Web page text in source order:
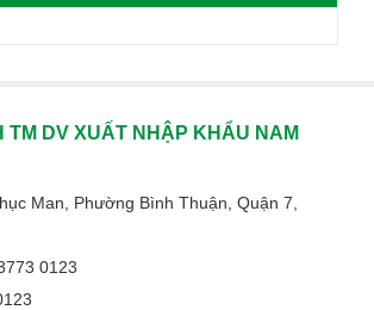
TM DV XUẤT NHẬP KHẨU NAM
Man, Phường Bình Thuận, Quận 7,
0123